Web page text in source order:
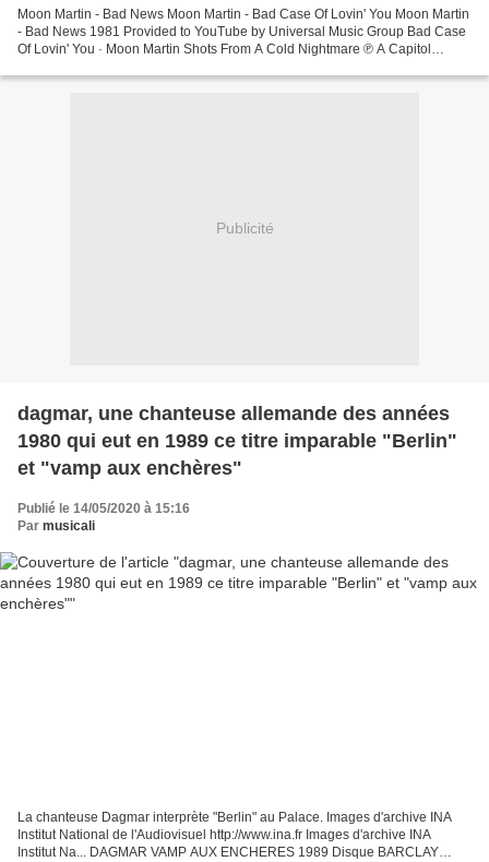
Moon Martin - Bad News Moon Martin - Bad Case Of Lovin' You Moon Martin
- Bad News 1981 Provided to YouTube by Universal Music Group Bad Case
Of Lovin' You · Moon Martin Shots From A Cold Nightmare ℗ A Capitol
Publicité
dagmar, une chanteuse allemande des années
1980 qui eut en 1989 ce titre imparable "Berlin"
et "vamp aux enchères"
Publié le 14/05/2020 à 15:16
Par musicali
La chanteuse Dagmar interprète "Berlin" au Palace. Images d'archive INA
Institut National de l'Audiovisuel http://www.ina.fr Images d'archive INA
Institut Na... DAGMAR VAMP AUX ENCHERES 1989 Disque BARCLAY